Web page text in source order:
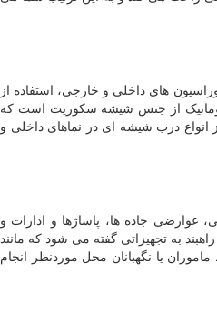
های داخلی و خارجی، استفاده از
از جنس شیشه سکوریت است که
انواع درب شیشه ای در نماهای داخلی و
عوارضی جاده ها، پاساژها و ادارات و
به تجهیزاتی گفته می شود که مانند
یا نگهبانان محل موردنظر انجام